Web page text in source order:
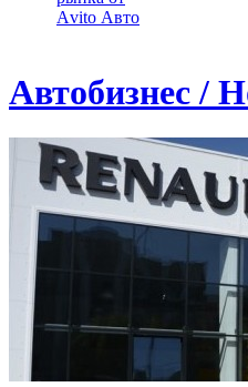
Аvito Авто
Автобизнес /